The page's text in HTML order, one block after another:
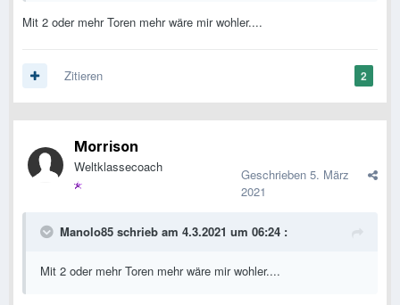
Mit 2 oder mehr Toren mehr wäre mir wohler....
2
Zitieren
Morrison
Weltklassecoach Geschrieben 5. März
2021
Manolo85 schrieb am 4.3.2021 um 06:24 :
Mit 2 oder mehr Toren mehr wäre mir wohler....